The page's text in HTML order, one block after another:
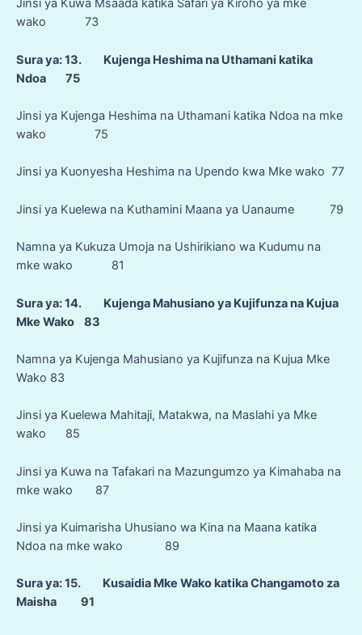
Jinsi ya Kuwa Msaada katika Safari ya Kiroho ya mke
wako 73
Sura ya: 13. Kujenga Heshima na Uthamani katika
Ndoa 75
Jinsi ya Kujenga Heshima na Uthamani katika Ndoa na mke
wako 75
Jinsi ya Kuonyesha Heshima na Upendo kwa Mke wako 77
Jinsi ya Kuelewa na Kuthamini Maana ya Uanaume 79
Namna ya Kukuza Umoja na Ushirikiano wa Kudumu na
mke wako 81
Sura ya: 14. Kujenga Mahusiano ya Kujifunza na Kujua
Mke Wako 83
Namna ya Kujenga Mahusiano ya Kujifunza na Kujua Mke
Wako 83
Jinsi ya Kuelewa Mahitaji, Matakwa, na Maslahi ya Mke
wako 85
Jinsi ya Kuwa na Tafakari na Mazungumzo ya Kimahaba na
mke wako 87
Jinsi ya Kuimarisha Uhusiano wa Kina na Maana katika
Ndoa na mke wako 89
Sura ya: 15. Kusaidia Mke Wako katika Changamoto za
Maisha 91